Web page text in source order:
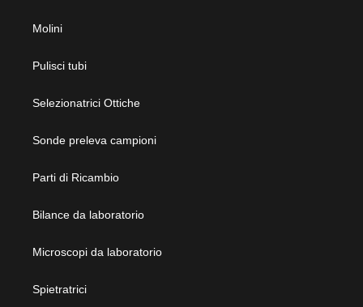
Molini
Pulisci tubi
Selezionatrici Ottiche
Sonde preleva campioni
Parti di Ricambio
Bilance da laboratorio
Microscopi da laboratorio
Spietratrici